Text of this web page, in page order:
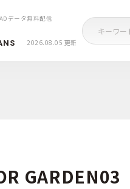
データ無料配信
2026.08.05 更新
GARDEN03